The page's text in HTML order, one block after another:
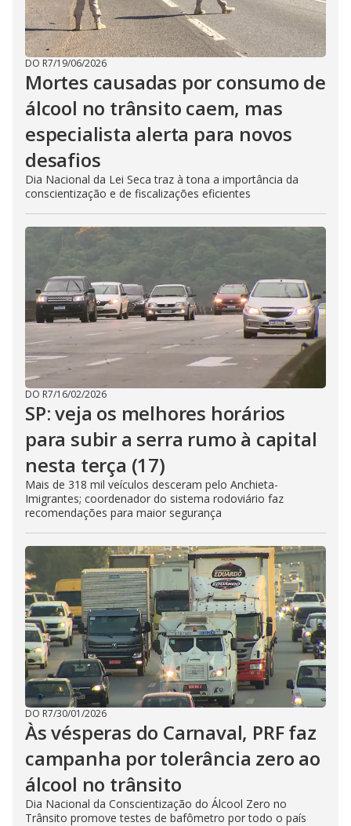
DO R7/19/06/2026
Mortes causadas por consumo de
álcool no trânsito caem, mas
especialista alerta para novos
desafios
Dia Nacional da Lei Seca traz à tona a importância da
conscientização e de fiscalizações eficientes
DO R7/16/02/2026
SP: veja os melhores horários
para subir a serra rumo à capital
nesta terça (17)
Mais de 318 mil veículos desceram pelo Anchieta-
Imigrantes; coordenador do sistema rodoviário faz
recomendações para maior segurança
DO R7/30/01/2026
Às vésperas do Carnaval, PRF faz
campanha por tolerância zero ao
álcool no trânsito
Dia Nacional da Conscientização do Álcool Zero no
Trânsito promove testes de bafômetro por todo o país